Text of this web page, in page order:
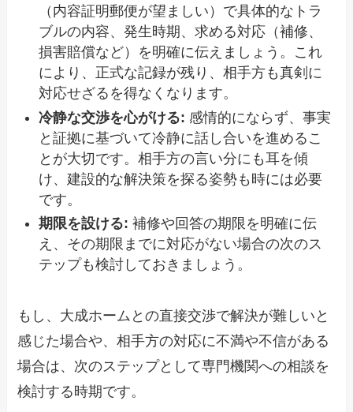
（内容証明郵便が望ましい）で具体的なトラ
ブルの内容、発生時期、求める対応（補修、
損害賠償など）を明確に伝えましょう。これ
により、正式な記録が残り、相手方も真剣に
対応せざるを得なくなります。
冷静な交渉を心がける: 感情的にならず、事実
と証拠に基づいて冷静に話し合いを進めるこ
とが大切です。相手方の言い分にも耳を傾
け、建設的な解決策を探る姿勢も時には必要
です。
期限を設ける: 補修や回答の期限を明確に伝
え、その期限までに対応がない場合の次のス
テップも検討しておきましょう。
もし、大成ホームとの直接交渉で解決が難しいと
感じた場合や、相手方の対応に不満や不信がある
場合は、次のステップとして専門機関への相談を
検討する時期です。